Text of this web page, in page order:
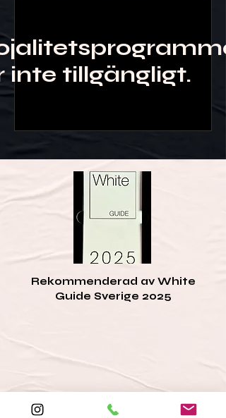
inte tillgängligt.
Rekommenderad av White
Guide Sverige 2025